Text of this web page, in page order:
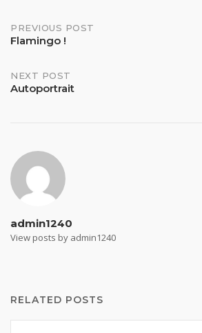
Post
PREVIOUS POST
Flamingo !
NEXT POST
Autoportrait
admin1240
View posts by admin1240
RELATED POSTS